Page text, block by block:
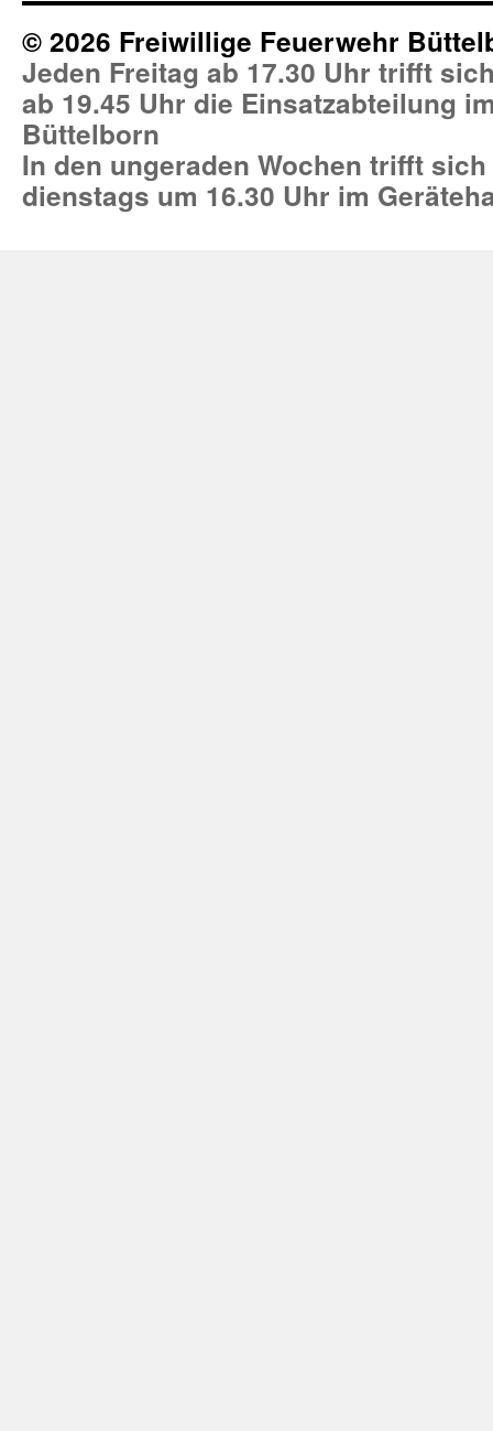
© 2026 Freiwillige Feuerwehr
Jeden Freitag ab 17.30 Uhr trifft
ab 19.45 Uhr die Einsatzabteilung
Büttelborn
In den ungeraden Wochen trifft
dienstags um 16.30 Uhr im